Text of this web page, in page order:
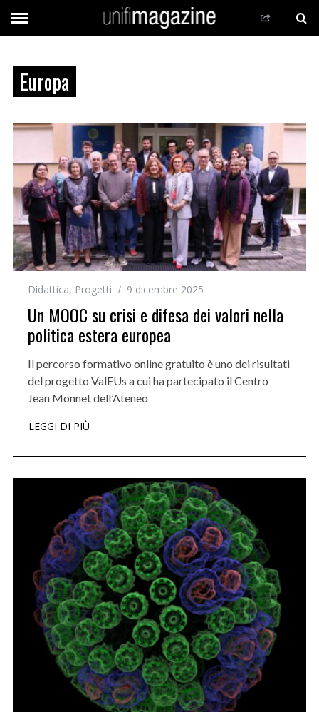
Europa
Didattica, Progetti 9 dicembre 2025
Un MOOC su crisi e difesa dei valori nella
politica estera europea
Il percorso formativo online gratuito è uno dei risultati
del progetto ValEUs a cui ha partecipato il Centro
Jean Monnet dell’Ateneo
LEGGI DI PIÙ